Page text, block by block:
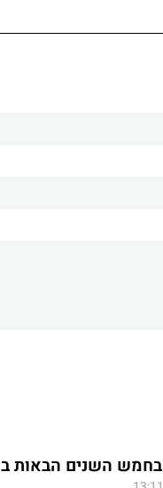
הבאות ב 40 עד 50 אחוז.